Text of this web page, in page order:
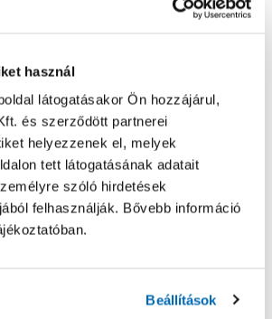
használ
látogatásakor Ön hozzájárul,
és szerződött partnerei
helyezzenek el, melyek
tett látogatásának adatait
szóló hirdetések
felhasználják. Bővebb információ
Beállítások
Oldal újratöltése